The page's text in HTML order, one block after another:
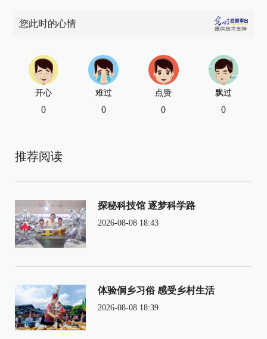
您此时的心情
开心
0
难过
0
点赞
0
飘过
0
推荐阅读
探秘科技馆 逐梦科学路
2026-08-08 18:43
体验侗乡习俗 感受乡村生活
2026-08-08 18:39